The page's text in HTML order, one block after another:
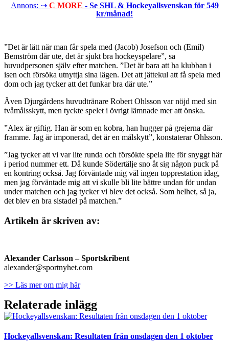
Annons: ⇢ C MORE - Se SHL & Hockeyallsvenskan för 549
kr/månad!
”Det är lätt när man får spela med (Jacob) Josefson och (Emil)
Bemström där ute, det är sjukt bra hockeyspelare”, sa
huvudpersonen själv efter matchen. ”Det är bara att ha klubban i
isen och försöka utnyttja sina lägen. Det att jättekul att få spela med
dom och jag tycker att det funkar bra där ute.”
Även Djurgårdens huvudtränare Robert Ohlsson var nöjd med sin
tvåmålsskytt, men tyckte spelet i övrigt lämnade mer att önska.
”Alex är giftig. Han är som en kobra, han hugger på grejerna där
framme. Jag är imponerad, det är en målskytt”, konstaterar Ohlsson.
”Jag tycker att vi var lite runda och försökte spela lite för snyggt här
i period nummer ett. Då kunde Södertälje sno åt sig någon puck på
en kontring också. Jag förväntade mig väl ingen topprestation idag,
men jag förväntade mig att vi skulle bli lite bättre undan för undan
under matchen och jag tycker vi blev det också. Som helhet, så ja,
det blev en bra sistadel på matchen.”
Artikeln är skriven av:
Alexander Carlsson – Sportskribent
alexander@sportnyhet.com
>> Läs mer om mig här
Relaterade inlägg
Hockeyallsvenskan: Resultaten från onsdagen den 1 oktober